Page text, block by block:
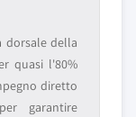
dorsale della
quasi l'80%
diretto
garantire